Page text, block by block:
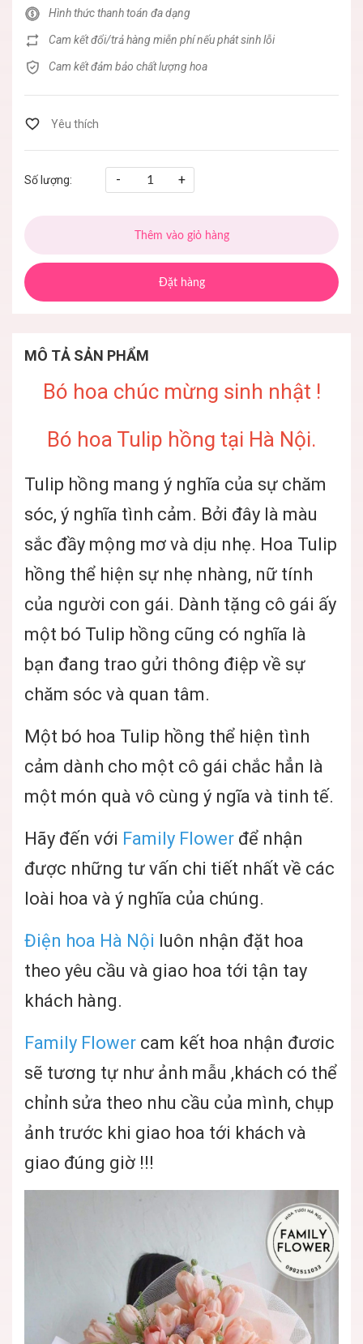
Hình thức thanh toán đa dạng
Cam kết đổi/trả hàng miễn phí nếu phát sinh lỗi
Cam kết đảm bảo chất lượng hoa
Số lượng: - +
Thêm vào giỏ hàng
Đặt hàng
MÔ TẢ SẢN PHẨM
Bó hoa chúc mừng sinh nhật !
Bó hoa Tulip hồng tại Hà Nội.
Tulip hồng mang ý nghĩa của sự chăm
sóc, ý nghĩa tình cảm. Bởi đây là màu
sắc đầy mộng mơ và dịu nhẹ. Hoa Tulip
hồng thể hiện sự nhẹ nhàng, nữ tính
của người con gái. Dành tặng cô gái ấy
một bó Tulip hồng cũng có nghĩa là
bạn đang trao gửi thông điệp về sự
chăm sóc và quan tâm.
Một bó hoa Tulip hồng thể hiện tình
cảm dành cho một cô gái chắc hẳn là
một món quà vô cùng ý ngĩa và tinh tế.
Hãy đến với Family Flower để nhận
được những tư vấn chi tiết nhất về các
loài hoa và ý nghĩa của chúng.
Điện hoa Hà Nội luôn nhận đặt hoa
theo yêu cầu và giao hoa tới tận tay
khách hàng.
Family Flower cam kết hoa nhận đươic
sẽ tương tự như ảnh mẫu ,khách có thể
chỉnh sửa theo nhu cầu của mình, chụp
ảnh trước khi giao hoa tới khách và
giao đúng giờ !!!